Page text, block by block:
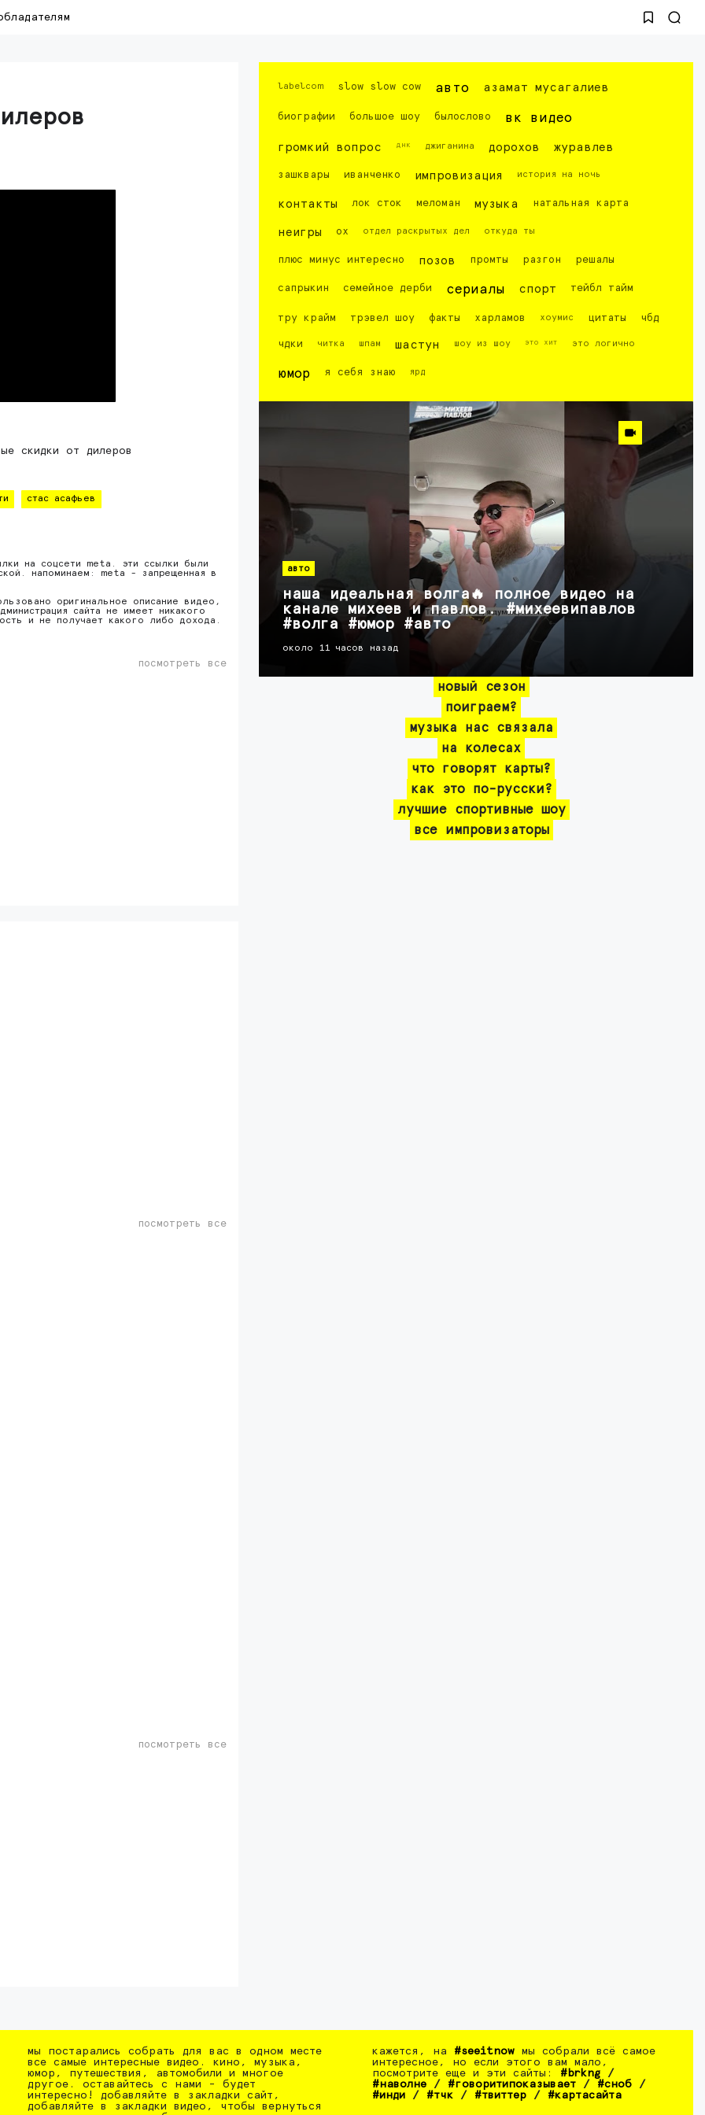
скидки от дилеров
стас асафьев
на соцсети meta. эти ссылки были
напоминаем: meta - запрещенная в
оригинальное описание видео,
сайта не имеет никакого
и не получает какого либо дохода.
посмотреть все
посмотреть все
посмотреть все
labelcom slow slow cow авто азамат мусагалиев
биографии большое шоу былослово вк видео
громкий вопрос днк джиганина дорохов журавлев
зашквары иванченко импровизация история на ночь
контакты лок сток меломан музыка натальная карта
неигры ох отдел раскрытых дел откуда ты
плюс минус интересно позов промты разгон решалы
сапрыкин семейное дерби сериалы спорт тейбл тайм
тру крайм трэвел шоу факты харламов хоумис цитаты чбд
чдки читка шпам шастун шоу из шоу это хит это логично
юмор я себя знаю ярд
авто
наша идеальная волга🔥 полное видео на
канале михеев и павлов. #михеевипавлов
#волга #юмор #авто
около 11 часов назад
новый сезон
поиграем?
музыка нас связала
на колесах
что говорят карты?
как это по-русски?
лучшие спортивные шоу
все импровизаторы
мы постарались собрать для вас в одном месте
все самые интересные видео. кино, музыка,
юмор, путешествия, автомобили и многое
другое. оставайтесь с нами - будет
интересно! добавляйте в закладки сайт,
добавляйте в закладки видео, чтобы вернуться
кажется, на #seeitnow мы собрали всё самое
интересное, но если этого вам мало,
посмотрите еще и эти сайты: #brkng /
#наволне / #говоритипоказывает / #сноб /
#инди / #тчк / #твиттер / #картасайта